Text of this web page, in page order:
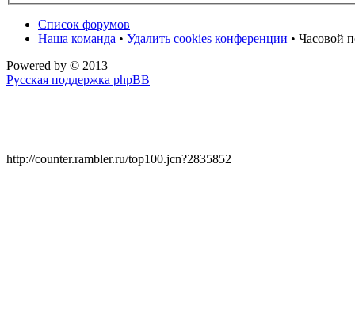
Список форумов
Наша команда • Удалить cookies конференции • Часовой
Powered by © 2013
Русская поддержка phpBB
http://counter.rambler.ru/top100.jcn?2835852